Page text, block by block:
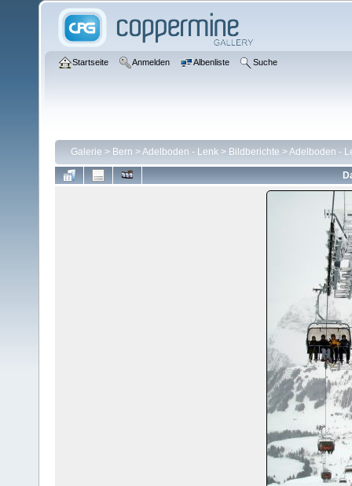
Startseite Anmelden Albenliste Suche
Galerie > Bern >Adelboden - Lenk > Bildberichte >Adelboden -